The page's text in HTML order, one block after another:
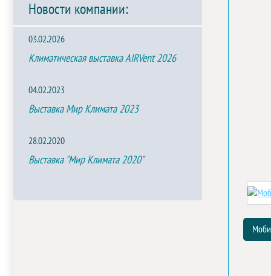
Новости компании:
03.02.2026
Климатическая выставка AIRVent 2026
04.02.2023
Выставка Мир Климата 2023
28.02.2020
Выставка "Мир Климата 2020"